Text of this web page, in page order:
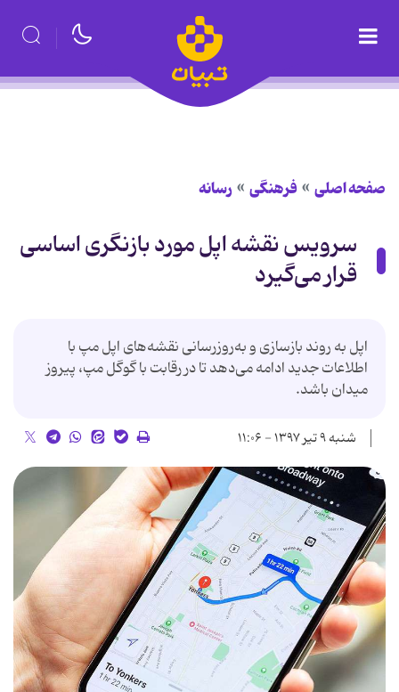
صفحه اصلی فرهنگی رسانه
سرویس نقشه اپل مورد بازنگری اساسی
قرار می‌گیرد
اپل به روند بازسازی و به‌روزرسانی نقشه‌های اپل مپ با
اطلاعات جدید ادامه می‌دهد تا در رقابت با گوگل مپ، پیروز
میدان باشد.
شنبه ۹ تیر ۱۳۹۷ - ۱۱:۰۶